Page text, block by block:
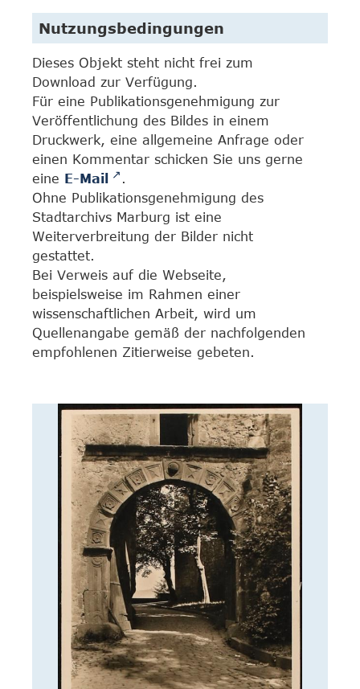
Nutzungsbedingungen
Dieses Objekt steht nicht frei zum
Download zur Verfügung.
Für eine Publikationsgenehmigung zur
Veröffentlichung des Bildes in einem
Druckwerk, eine allgemeine Anfrage oder
einen Kommentar schicken Sie uns gerne
eine E-Mail
.
Ohne Publikationsgenehmigung des
Stadtarchivs Marburg ist eine
Weiterverbreitung der Bilder nicht
gestattet.
Bei Verweis auf die Webseite,
beispielsweise im Rahmen einer
wissenschaftlichen Arbeit, wird um
Quellenangabe gemäß der nachfolgenden
empfohlenen Zitierweise gebeten.